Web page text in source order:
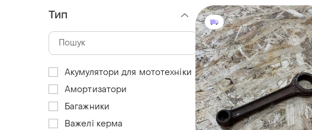
Тип
Акумулятори для мототехніки
Амортизатори
Багажники
Важелі керма